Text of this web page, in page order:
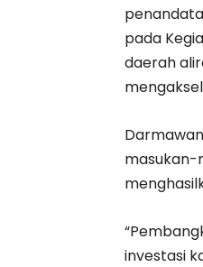
pada
daerah
masukan-
investasi